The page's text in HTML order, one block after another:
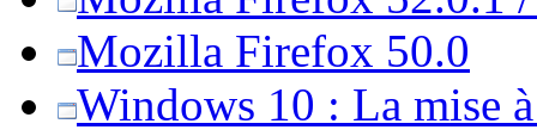
Mozilla Firefox 50.0
Windows 10 : La mise